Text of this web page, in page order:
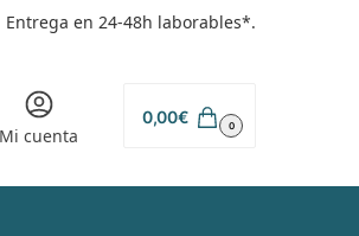
Entrega en 24-48h laborables*.
Mi cuenta
0,00€ 0